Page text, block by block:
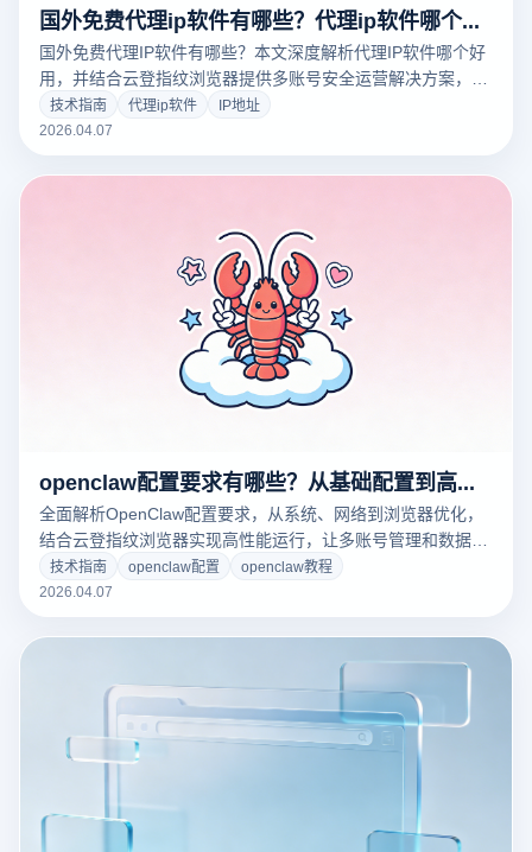
国外免费代理ip软件有哪些？代理ip软件哪个好用？
国外免费代理IP软件有哪些？本文深度解析代理IP软件哪个好
用，并结合云登指纹浏览器提供多账号安全运营解决方案，提
升稳定性与效率。
技术指南 代理ip软件
IP地址
2026.04.07
openclaw配置要求有哪些？从基础配置到高性能运行的完整指南
全面解析OpenClaw配置要求，从系统、网络到浏览器优化，
结合云登指纹浏览器实现高性能运行，让多账号管理和数据抓
取更稳定高效，立即了解完整指南！
技术指南 openclaw配置
openclaw教程
2026.04.07